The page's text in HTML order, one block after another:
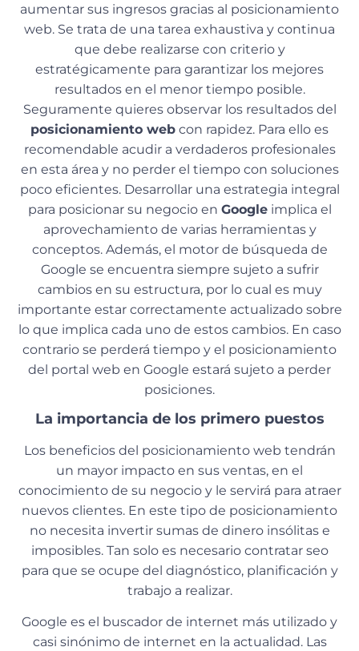
aumentar sus ingresos gracias al posicionamiento
web. Se trata de una tarea exhaustiva y continua
que debe realizarse con criterio y
estratégicamente para garantizar los mejores
resultados en el menor tiempo posible.
Seguramente quieres observar los resultados del
posicionamiento web con rapidez. Para ello es
recomendable acudir a verdaderos profesionales
en esta área y no perder el tiempo con soluciones
poco eficientes. Desarrollar una estrategia integral
para posicionar su negocio en Googleimplica el
aprovechamiento de varias herramientas y
conceptos. Además, el motor de búsqueda de
Google se encuentra siempre sujeto a sufrir
cambios en su estructura, por lo cual es muy
importante estar correctamente actualizado sobre
lo que implica cada uno de estos cambios. En caso
contrario se perderá tiempo y el posicionamiento
del portal web en Google estará sujeto a perder
posiciones.
La importancia de los primero puestos
Los beneficios del posicionamiento web tendrán
un mayor impacto en sus ventas, en el
conocimiento de su negocio y le servirá para atraer
nuevos clientes. En este tipo de posicionamiento
no necesita invertir sumas de dinero insólitas e
imposibles. Tan solo es necesario contratar seo
para que se ocupe del diagnóstico, planificación y
trabajo a realizar.
Google es el buscador de internet más utilizado y
casi sinónimo de internet en la actualidad. Las